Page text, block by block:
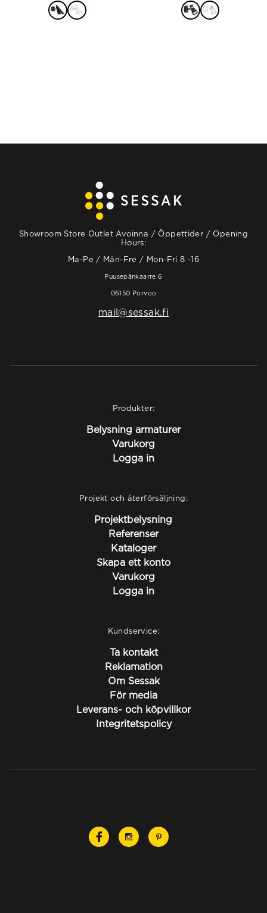
Showroom Store Outlet Avoinna / Öppettider / Opening
Hours:
Ma-Pe / Mån-Fre / Mon-Fri 8 -16
Puusepänkaarre 6
06150 Porvoo
mail@sessak.fi
Produkter:
Belysning armaturer
Varukorg
Logga in
Projekt och återförsäljning:
Projektbelysning
Referenser
Kataloger
Skapa ett konto
Varukorg
Logga in
Kundservice:
Ta kontakt
Reklamation
Om Sessak
För media
Leverans- och köpvillkor
Integritetspolicy